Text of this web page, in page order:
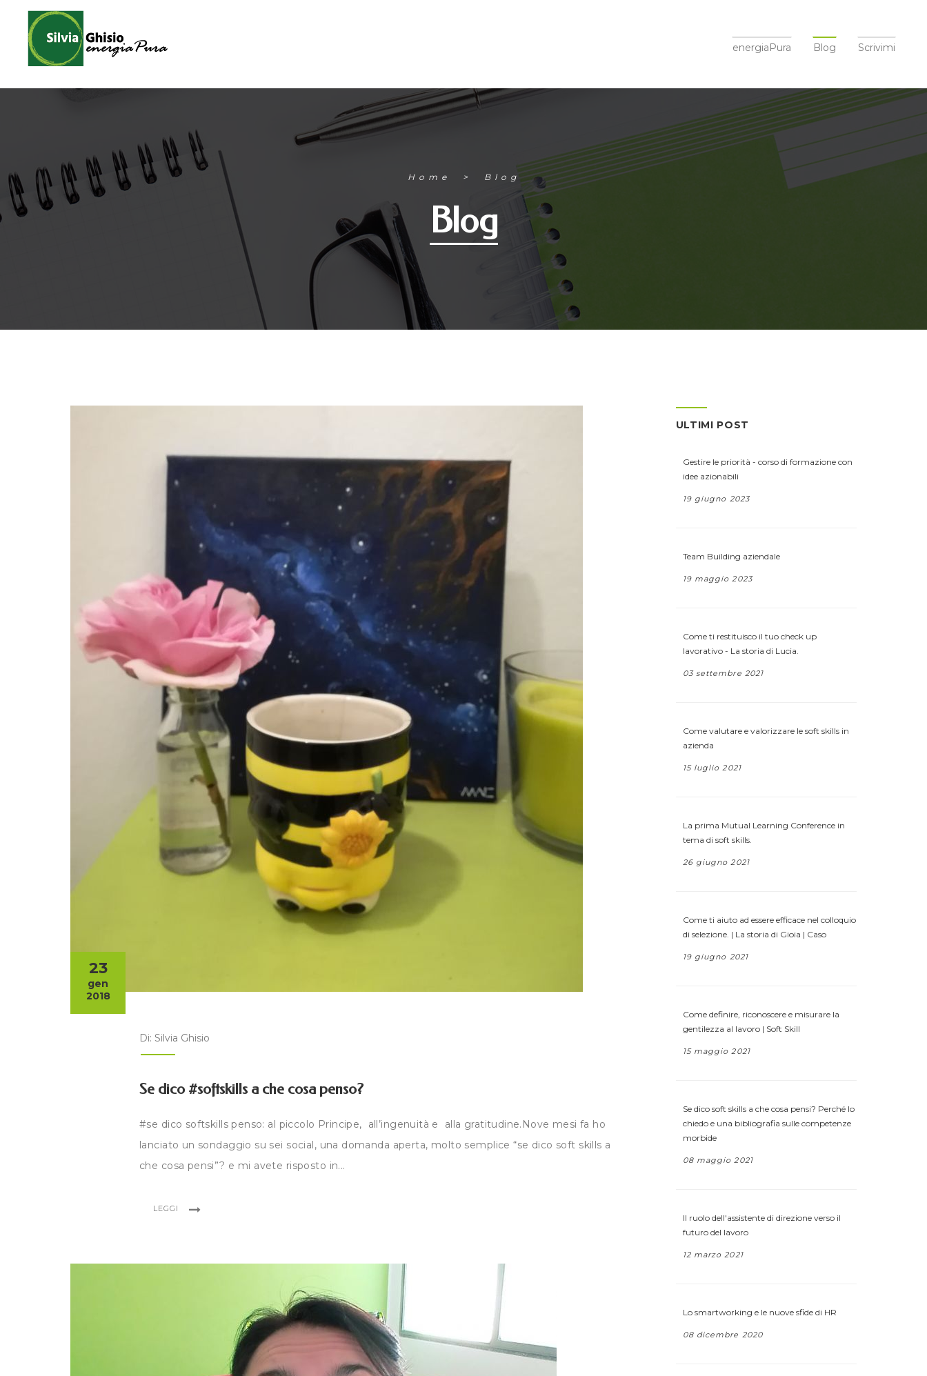
energiaPura Blog Scrivimi
Home Blog
Blog
23
gen
2018
Di: Silvia Ghisio
Se dico #softskills a che cosa penso?
#se dico softskills penso: al piccolo Principe, all’ingenuità e alla gratitudine.Nove mesi fa ho
lanciato un sondaggio su sei social, una domanda aperta, molto semplice “se dico soft skills a
che cosa pensi”? e mi avete risposto in...
LEGGI
ULTIMI POST
Gestire le priorità - corso di formazione con
idee azionabili
19 giugno 2023
Team Building aziendale
19 maggio 2023
Come ti restituisco il tuo check up
lavorativo - La storia di Lucia.
03 settembre 2021
Come valutare e valorizzare le soft skills in
azienda
15 luglio 2021
La prima Mutual Learning Conference in
tema di soft skills.
26 giugno 2021
Come ti aiuto ad essere efficace nel colloquio
di selezione. | La storia di Gioia | Caso
19 giugno 2021
Come definire, riconoscere e misurare la
gentilezza al lavoro | Soft Skill
15 maggio 2021
Se dico soft skills a che cosa pensi? Perché lo
chiedo e una bibliografia sulle competenze
morbide
08 maggio 2021
Il ruolo dell'assistente di direzione verso il
futuro del lavoro
12 marzo 2021
Lo smartworking e le nuove sfide di HR
08 dicembre 2020